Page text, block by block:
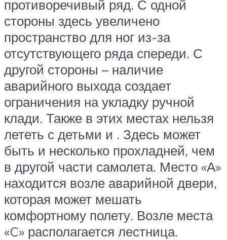
противоречивый ряд. С одной
стороны здесь увеличено
пространство для ног из-за
отсутствующего ряда спереди. С
другой стороны – наличие
аварийного выхода создает
ограничения на укладку ручной
клади. Также в этих местах нельзя
лететь с детьми и . Здесь может
быть и несколько прохладней, чем
в другой части самолета. Место «А»
находится возле аварийной двери,
которая может мешать
комфортному полету. Возле места
«C» располагается лестница.